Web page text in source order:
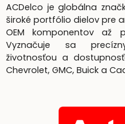
ACDelco je globálna
široké portfólio dielov pre
OEM komponentov až
Vyznačuje sa
životnosťou a
Chevrolet, GMC, Buick a